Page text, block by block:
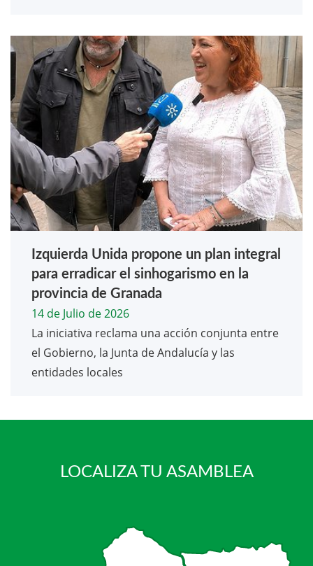
Izquierda Unida propone un plan integral
para erradicar el sinhogarismo en la
provincia de Granada
14 de Julio de 2026
La iniciativa reclama una acción conjunta entre
el Gobierno, la Junta de Andalucía y las
entidades locales
LOCALIZA TU ASAMBLEA